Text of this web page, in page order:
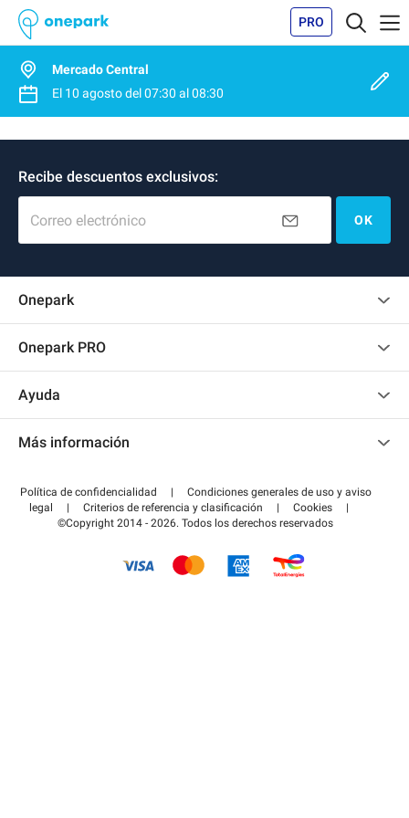
PRO
Mercado Central
El 10 agostodel07:30 al08:30
Recibe descuentos exclusivos:
Correo electrónico OK
Onepark
Onepark PRO
Convertirse en colaborador
Acceder a mi área de colaborador
Ayuda
Pagar el aparcamiento FLOW
Más información
Guía de estacionamiento
Política de confidencialidad |
Condiciones generales de uso y aviso
legal
| Criterios de referencia y clasificación | Cookies
|
©Copyright 2014 - 2026. Todos los derechos reservados